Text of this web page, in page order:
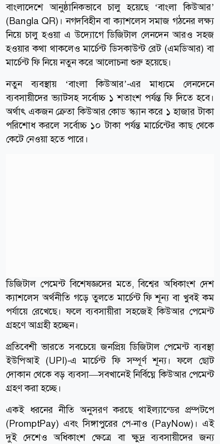
বাংলাদেশে আনুষ্ঠানিকভাবে চালু হয়েছে ‘বাংলা কিউআর’
(Bangla QR)। নগদবিহীন বা ক্যাশলেস সমাজ গঠনের লক্ষ্য
নিয়ে চালু হওয়া এ উদ্যোগে ডিজিটাল লেনদেন আরও সহজ
হওয়ার কথা থাকলেও মার্চেন্ট ডিসকাউন্ট রেট (এমডিআর) বা
মার্চেন্ট ফি নিয়ে নতুন করে আলোচনা শুরু হয়েছে।
নতুন ব্যবস্থায় ‘বাংলা কিউআর’-এর মাধ্যমে লেনদেনে
ব্যবসায়ীদের ভ্যাটসহ সর্বোচ্চ ১ শতাংশ পর্যন্ত ফি দিতে হবে।
অর্থাৎ একজন ক্রেতা কিউআর কোড স্ক্যান করে ১ হাজার টাকা
পরিশোধ করলে সর্বোচ্চ ১০ টাকা পর্যন্ত মার্চেন্টের কাছ থেকে
কেটে নেওয়া হতে পারে।
ডিজিটাল পেমেন্ট বিশেষজ্ঞদের মতে, বিশ্বের অধিকাংশ দেশ
ক্যাশলেস অর্থনীতি গড়ে তুলতে মার্চেন্ট ফি শূন্য বা খুবই কম
পর্যায়ে রেখেছে। ফলে ব্যবসায়ীরা সহজেই কিউআর পেমেন্ট
গ্রহণে আগ্রহী হচ্ছেন।
প্রতিবেশী ভারতে সবচেয়ে জনপ্রিয় ডিজিটাল পেমেন্ট ব্যবস্থা
ইউপিআই (UPI)-এ মার্চেন্ট ফি সম্পূর্ণ শূন্য। ফলে ছোট
দোকান থেকে বড় ব্যবসা—সবখানেই নির্বিঘ্নে কিউআর পেমেন্ট
গ্রহণ করা হচ্ছে।
একই ধরনের নীতি অনুসরণ করছে থাইল্যান্ডের প্রম্পটপে
(PromptPay) এবং সিঙ্গাপুরের পে-নাও (PayNow)। এই
দুই দেশেও অধিকাংশ ক্ষেত্রে বা ক্ষুদ্র ব্যবসায়ীদের জন্য